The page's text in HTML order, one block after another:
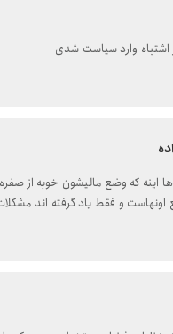
اشتباه وارد سیاست شدی
که وضع مالیشون خوبه از
اونهاست و فقط یاد گرفته اند